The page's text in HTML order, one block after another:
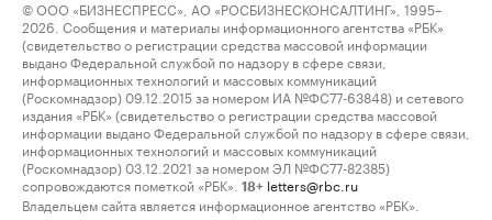
© ООО «БИЗНЕСПРЕСС», АО «РОСБИЗНЕСКОНСАЛТИНГ», 1995–
2026. Сообщения и материалы информационного агентства «РБК»
(свидетельство о регистрации средства массовой информации
выдано Федеральной службой по надзору в сфере связи,
информационных технологий и массовых коммуникаций
(Роскомнадзор) 09.12.2015 за номером ИА №ФС77-63848) и сетевого
издания «РБК» (свидетельство о регистрации средства массовой
информации выдано Федеральной службой по надзору в сфере связи,
информационных технологий и массовых коммуникаций
(Роскомнадзор) 03.12.2021 за номером ЭЛ №ФС77-82385)
сопровождаются пометкой «РБК».
18+ letters@rbc.ru
Владельцем сайта является информационное агентство «РБК».